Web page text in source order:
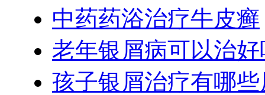
中药药浴治疗牛皮癣
老年银屑病可以治好
孩子银屑治疗有哪